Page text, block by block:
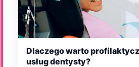
Dlaczego warto
usług dentysty?